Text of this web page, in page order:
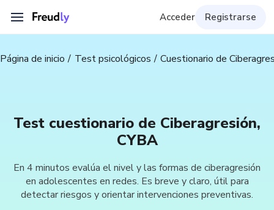
Acceder Registrarse
Página de inicio Test psicológicos Cuestionario de
Test cuestionario de Ciberagresión,
CYBA
En 4 minutos evalúa el nivel y las formas de ciberagresión
en adolescentes en redes. Es breve y claro, útil para
detectar riesgos y orientar intervenciones preventivas.